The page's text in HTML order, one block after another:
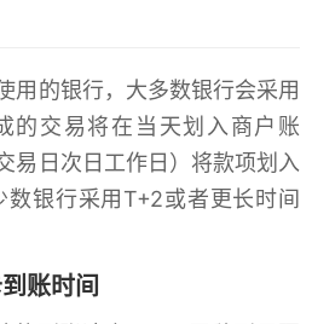
用的银行，大多数银行会采用
的交易将在当天划入商户账
易日次日工作日）将款项划入
银行采用T+2或者更长时间
账时间